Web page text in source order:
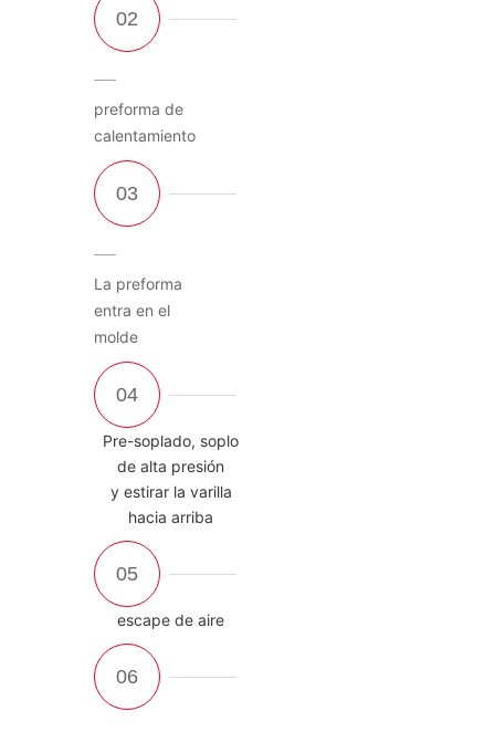
preforma de
calentamiento
La preforma
entra en el
molde
Pre-soplado, soplo
de alta presión
y estirar la varilla
hacia arriba
escape de aire